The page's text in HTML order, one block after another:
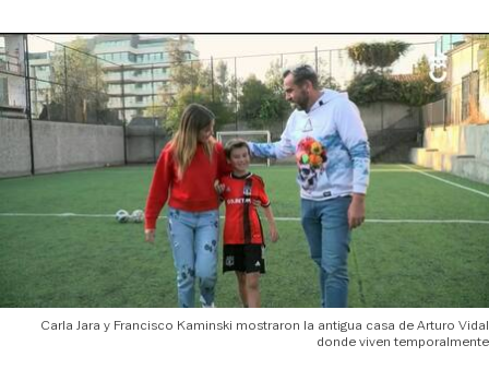
Carla Jara y Francisco Kaminski mostraron la antigua casa de Arturo Vidal
donde viven temporalmente